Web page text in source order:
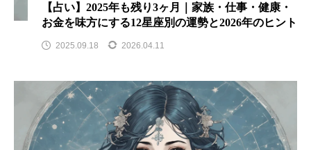
【占い】2025年も残り3ヶ月｜家族・仕事・健康・
お金を味方にする12星座別の運勢と2026年のヒント
2025.09.18 2026.04.11